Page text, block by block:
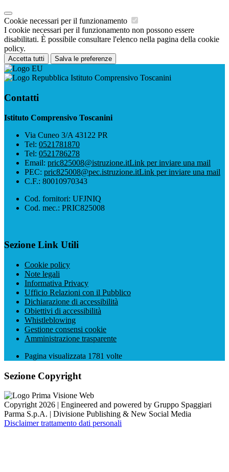
Cookie necessari per il funzionamento
I cookie necessari per il funzionamento non possono essere
disabilitati. È possibile consultare l'elenco nella pagina della cookie
policy.
Accetta tutti Salva le preferenze
Istituto Comprensivo Toscanini
Contatti
Istituto Comprensivo Toscanini
Via Cuneo 3/A 43122 PR
Tel: 0521781870
Tel: 0521786278
Email: pric825008@istruzione.itLink per inviare una mail
PEC: pric825008@pec.istruzione.itLink per inviare una mail
C.F.: 80010970343
Cod. fornitori: UFJNIQ
Cod. mec.: PRIC825008
Sezione Link Utili
Cookie policy
Note legali
Informativa Privacy
Ufficio Relazioni con il Pubblico
Dichiarazione di accessibilità
Obiettivi di accessibilità
Whistleblowing
Gestione consensi cookie
Amministrazione trasparente
Pagina visualizzata 1781 volte
Sezione Copyright
Copyright 2026 | Engineered and powered by Gruppo Spaggiari
Parma S.p.A. | Divisione Publishing & New Social Media
Disclaimer trattamento dati personali